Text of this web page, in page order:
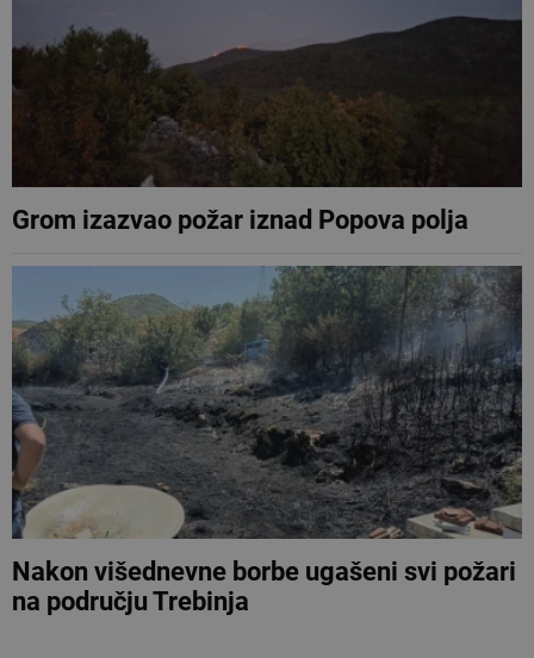
Grom izazvao požar iznad Popova polja
Nakon višednevne borbe ugašeni svi požari
na području Trebinja